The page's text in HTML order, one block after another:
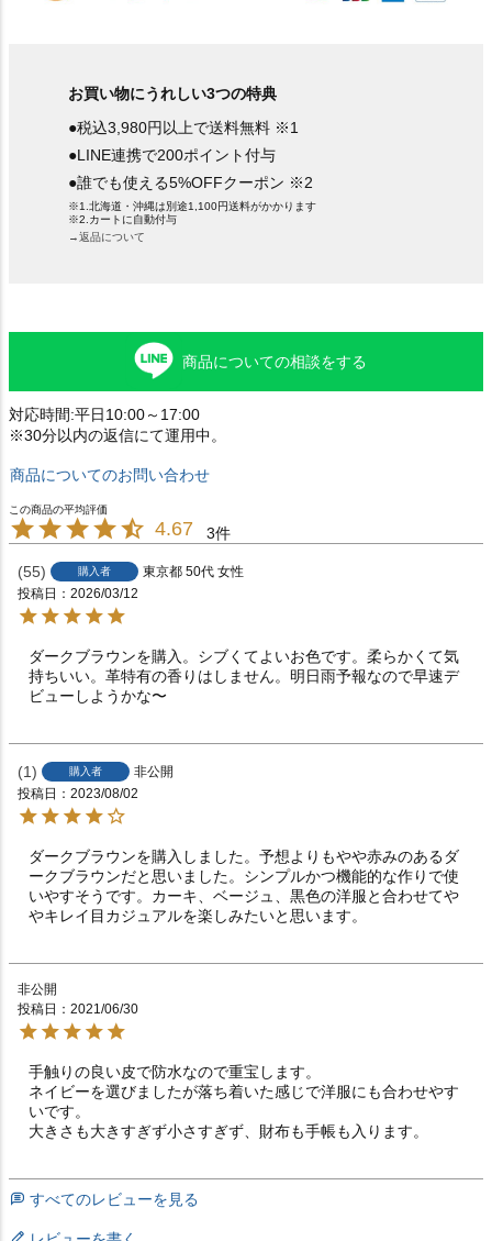
お買い物にうれしい3つの特典
●税込3,980円以上で送料無料 ※1
●LINE連携で200ポイント付与
●誰でも使える5%OFFクーポン ※2
※1.北海道・沖縄は別途1,100円送料がかかります
※2.カートに自動付与
→返品について
商品についての相談をする
対応時間:平日10:00～17:00
※30分以内の返信にて運用中。
商品についてのお問い合わせ
4.67 3
55 購入者 東京都 50代 女性
投稿日
2026/03/12
ダークブラウンを購入。シブくてよいお色です。柔らかくて気
持ちいい。革特有の香りはしません。明日雨予報なので早速デ
ビューしようかな〜
1 購入者
非公開
投稿日
2023/08/02
ダークブラウンを購入しました。予想よりもやや赤みのあるダ
ークブラウンだと思いました。シンプルかつ機能的な作りで使
いやすそうです。カーキ、ベージュ、黒色の洋服と合わせてや
やキレイ目カジュアルを楽しみたいと思います。
非公開
投稿日
2021/06/30
手触りの良い皮で防水なので重宝します。
ネイビーを選びましたが落ち着いた感じで洋服にも合わせやす
いです。
大きさも大きすぎず小さすぎず、財布も手帳も入ります。
すべてのレビューを見る